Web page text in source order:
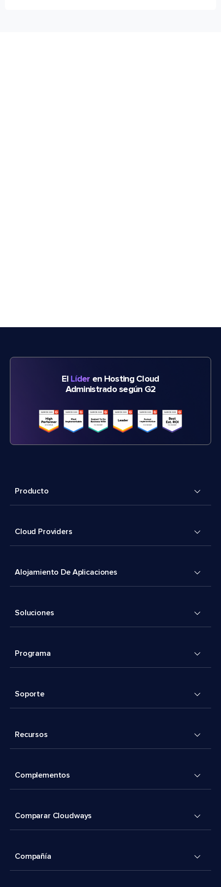
El Líder en Hosting Cloud
Administrado según G2
Producto
Cloud Providers
Alojamiento De Aplicaciones
Soluciones
Programa
Soporte
Recursos
Complementos
Comparar Cloudways
Compañía